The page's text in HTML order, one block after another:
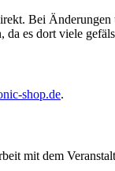
Bei
es dort viele
shop.de.
mit dem